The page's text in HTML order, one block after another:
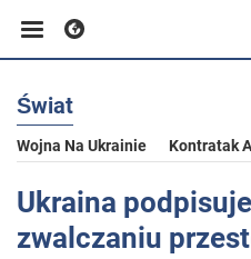
Biznes
Sport
Świat
Wojna Na Ukrainie Kontratak
Ukraina
zwalczaniu